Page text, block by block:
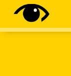
Diese
Tracking-Tools